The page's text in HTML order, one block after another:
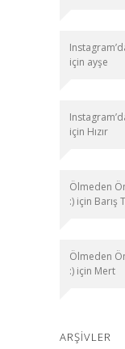
için ayşe
için Hızır
Ölmeden
:) için Barış
Ölmeden
:) için Mert
ARŞIVLER